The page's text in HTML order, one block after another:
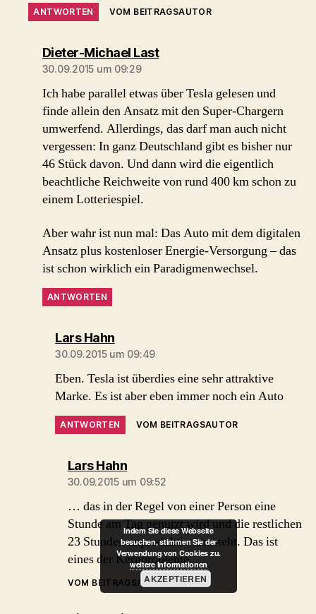
ANTWORTEN VOM BEITRAGSAUTOR
Dieter-Michael Lastsagt:
30.09.2015 um 09:29
Ich habe parallel etwas über Tesla gelesen und
finde allein den Ansatz mit den Super-Chargern
umwerfend. Allerdings, das darf man auch nicht
vergessen: In ganz Deutschland gibt es bisher nur
46 Stück davon. Und dann wird die eigentlich
beachtliche Reichweite von rund 400 km schon zu
einem Lotteriespiel.
Aber wahr ist nun mal: Das Auto mit dem digitalen
Ansatz plus kostenloser Energie-Versorgung – das
ist schon wirklich ein Paradigmenwechsel.
ANTWORTEN
Lars Hahnsagt:
30.09.2015 um 09:49
Eben. Tesla ist überdies eine sehr attraktive
Marke. Es ist aber eben immer noch ein Auto
ANTWORTEN VOM BEITRAGSAUTOR
Lars Hahnsagt:
30.09.2015 um 09:52
… das in der Regel von einer Person eine
Stunde am Tag genutzt wird und die restlichen
23 Stunden unproduktiv rumsteht. Das ist
eines der Kernprobleme.
VOM BEITRAGSAUTOR
Indem Sie diese Webseite
besuchen, stimmen Sie der
Verwendung von Cookies zu.
weitere Informationen
AKZEPTIEREN